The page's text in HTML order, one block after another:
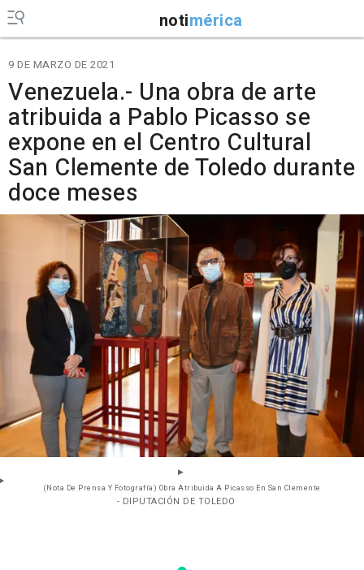
notimérica
9 DE MARZO DE 2021
Venezuela.- Una obra de arte
atribuida a Pablo Picasso se
expone en el Centro Cultural
San Clemente de Toledo durante
doce meses
(Nota De Prensa Y Fotografía) Obra Atribuida A Picasso En San Clemente
- DIPUTACIÓN DE TOLEDO